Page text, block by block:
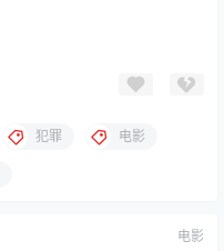
犯罪 电影
电影